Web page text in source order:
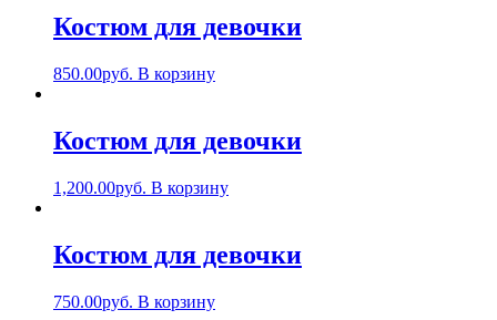
Костюм для девочки
850.00руб. В корзину
Костюм для девочки
1,200.00руб. В корзину
Костюм для девочки
750.00руб. В корзину